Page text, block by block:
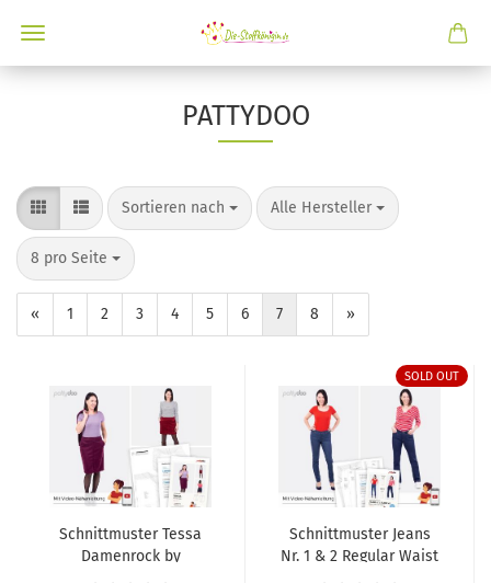
PATTYDOO
Sortieren nach Alle Hersteller
8 pro Seite
« 1 2 3 4 5 6 7 8 »
Schnittmuster Tessa
Damenrock by
SOLD OUT
Schnittmuster Jeans
Nr. 1 & 2 Regular Waist